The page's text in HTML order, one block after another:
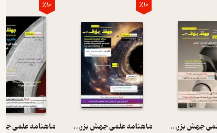
ماهنامه علمی جهش بزرگ شماره 42
٪10
ماهنامه علمی جهش بزرگ شماره 60
٪10